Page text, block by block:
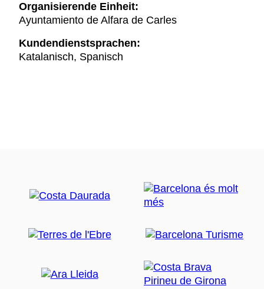
Organisierende Einheit:
Ayuntamiento de Alfara de Carles
Kundendienstsprachen:
Katalanisch, Spanisch